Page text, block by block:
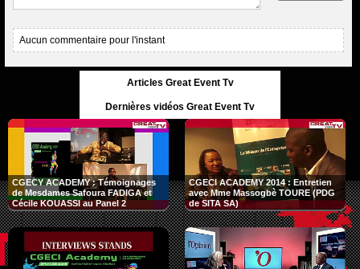
Aucun commentaire pour l'instant
Articles Great Event Tv
Dernières vidéos Great Event Tv
CGECY ACADEMY : Témoignages
de Mesdames Safoura FADIGA et
Cécile KOUASSI au Panel 2
CGECI ACADEMY 2014 : Entretien
avec Mme Massogbè TOURE (PDG
de SITA SA)